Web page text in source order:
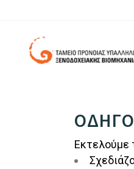
Εκτελούμε